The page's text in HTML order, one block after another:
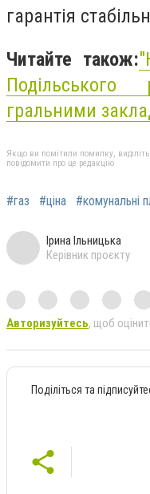
гарантія
Читайте також:"
гральними
Якщо ви помітили помилку, виділіть
повідомити про це редакцію
#газ #ціна #комунальні
Ірина Ільницька
Керівник проєкту
Авторизуйтесь, щоб
Поділіться та